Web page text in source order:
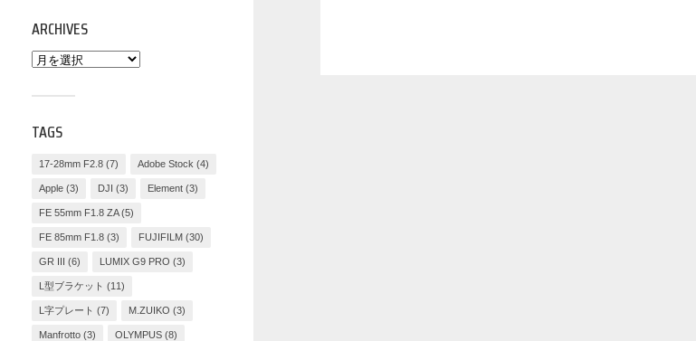
ARCHIVES
TAGS
17-28mm F2.8 (7) Adobe Stock (4)
Apple (3) DJI (3) Element (3)
FE 55mm F1.8 ZA(5)
FE 85mm F1.8 (3) FUJIFILM (30)
GR III (6) LUMIX G9 PRO (3)
L型ブラケット (11)
L字プレート (7) M.ZUIKO (3)
Manfrotto (3) OLYMPUS (8)